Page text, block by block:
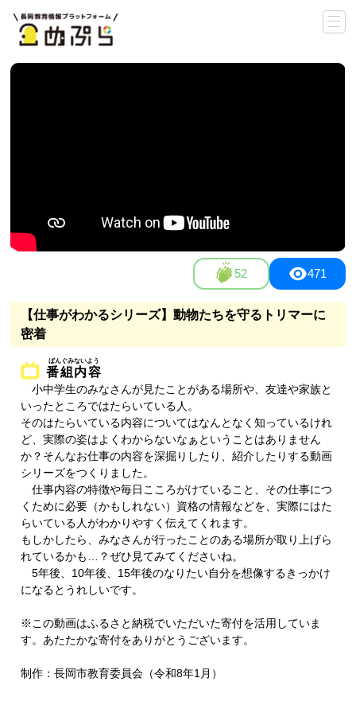
52 471
【仕事がわかるシリーズ】動物たちを守るトリマーに
密着
番組内容
小中学生のみなさんが見たことがある場所や、友達や家族と
いったところではたらいている人。
そのはたらいている内容についてはなんとなく知っているけれ
ど、実際の姿はよくわからないなぁということはありません
か？そんなお仕事の内容を深掘りしたり、紹介したりする動画
シリーズをつくりました。
仕事内容の特徴や毎日こころがけていること、その仕事につ
くために必要（かもしれない）資格の情報などを、実際にはた
らいている人がわかりやすく伝えてくれます。
もしかしたら、みなさんが行ったことのある場所が取り上げら
れているかも…？ぜひ見てみてくださいね。
5年後、10年後、15年後のなりたい自分を想像するきっかけ
になるとうれしいです。
※この動画はふるさと納税でいただいた寄付を活用していま
す。あたたかな寄付をありがとうございます。
制作：長岡市教育委員会（令和8年1月）